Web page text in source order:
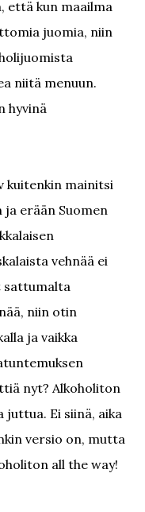
että kun maailma
juomia, niin
niitä menuun.
hyvinä
kuitenkin mainitsi
ja erään Suomen
vehnää ei
sattumalta
niin otin
ja vaikka
nyt? Alkoholiton
juttua. Ei siinä, aika
versio on, mutta
all the way!